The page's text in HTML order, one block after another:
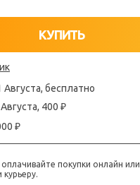
КУПИТЬ
Августа, бесплатно
400 ₽
₽
покупки онлайн или